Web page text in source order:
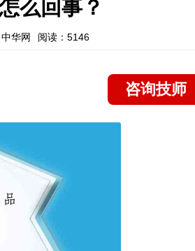
么回事？
华网 阅读：5146
咨询技师